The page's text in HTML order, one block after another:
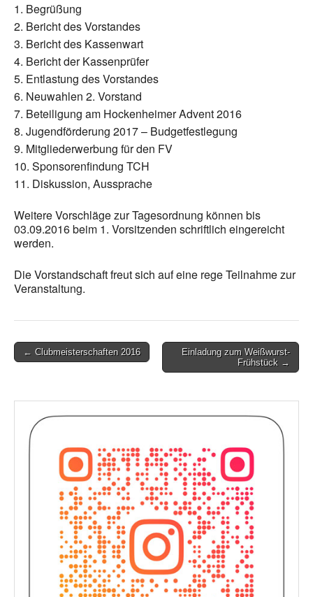
Begrüßung
Bericht des Vorstandes
Bericht des Kassenwart
Bericht der Kassenprüfer
Entlastung des Vorstandes
Neuwahlen 2. Vorstand
Beteiligung am Hockenheimer Advent 2016
Jugendförderung 2017 – Budgetfestlegung
Mitgliederwerbung für den FV
Sponsorenfindung TCH
Diskussion, Aussprache
Weitere Vorschläge zur Tagesordnung können bis
03.09.2016 beim 1. Vorsitzenden schriftlich eingereicht
werden.
Die Vorstandschaft freut sich auf eine rege Teilnahme zur
Veranstaltung.
Post← Clubmeisterschaften 2016
Einladung zum Weißwurst-
Frühstück →